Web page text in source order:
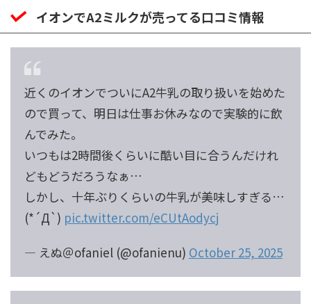
イオンでA2ミルクが売ってる口コミ情報
近くのイオンでついにA2牛乳の取り扱いを始めた
ので買って、明日は仕事お休みなので実験的に飲
んでみた。
いつもは2時間後くらいに酷い目に合うんだけれ
どもどうだろうなぁ…
しかし、十年ぶりくらいの牛乳が美味しすぎる…
(*´Д`) pic.twitter.com/eCUtAodycj
— えぬ＠ofaniel (@ofanienu) October 25, 2025